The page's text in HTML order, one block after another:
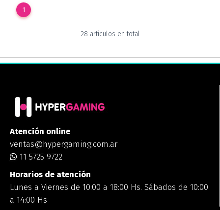
1
28 artículos en total
Atención online
ventas@hypergaming.com.ar
11 5725 9722
Horarios de atención
Lunes a Viernes de 10:00 a 18:00 Hs. Sábados de 10:00
a 14:00 Hs